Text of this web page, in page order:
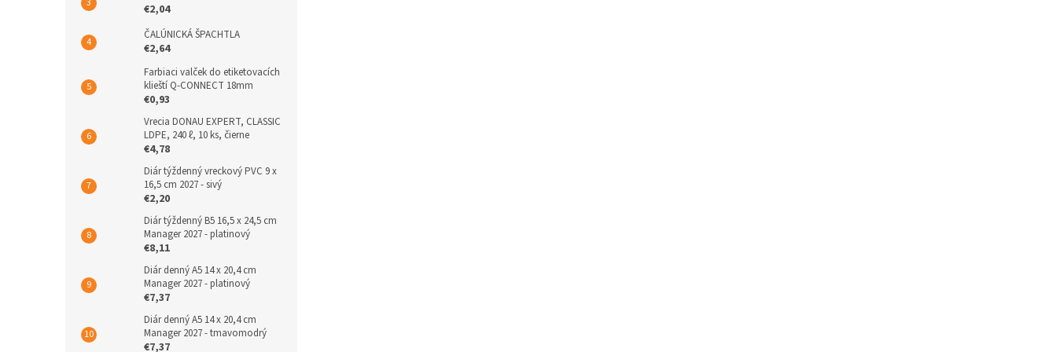
€2,04
ČALÚNICKÁ ŠPACHTLA
€2,64
Farbiaci valček do etiketovacích
klieští Q-CONNECT 18mm
€0,93
Vrecia DONAU EXPERT, CLASSIC
LDPE, 240 ℓ, 10 ks, čierne
€4,78
Diár týždenný vreckový PVC 9 x
16,5 cm 2027 - sivý
€2,20
Diár týždenný B5 16,5 x 24,5 cm
Manager 2027 - platinový
€8,11
Diár denný A5 14 x 20,4 cm
Manager 2027 - platinový
€7,37
Diár denný A5 14 x 20,4 cm
Manager 2027 - tmavomodrý
€7,37